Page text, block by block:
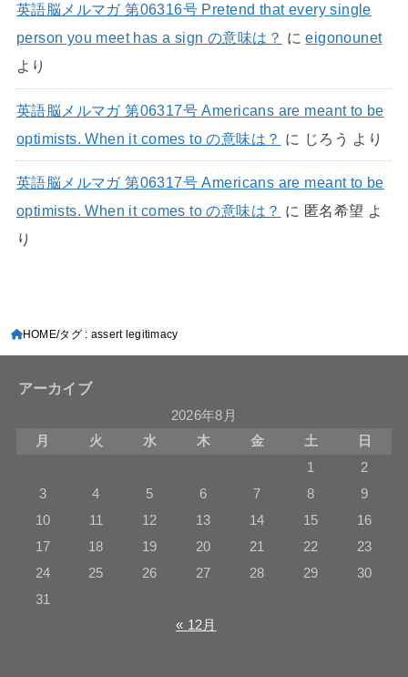
英語脳メルマガ 第06316号 Pretend that every single
person you meet has a sign の意味は？ にeigonounet
より
英語脳メルマガ 第06317号 Americans are meant to be
optimists. When it comes to の意味は？ に じろう より
英語脳メルマガ 第06317号 Americans are meant to be
optimists. When it comes to の意味は？ に 匿名希望 よ
り
HOME タグ : assert legitimacy
アーカイブ
2026年8月
月
火 水 木 金 土
日
1
2
3
4 5 6 7 8
9
10
11 12 13 14 15
16
17
18 19 20 21 22
23
24
25 26 27 28 29
30
31
« 12月